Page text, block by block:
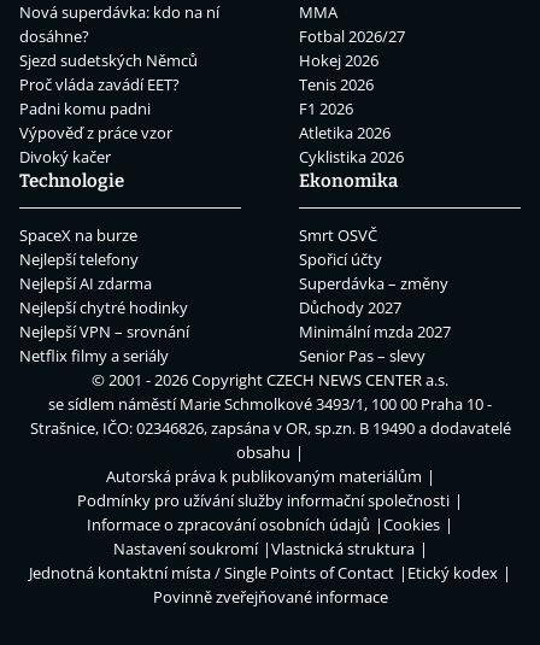
Nová superdávka: kdo na ní
dosáhne?
Sjezd sudetských Němců
Proč vláda zavádí EET?
Padni komu padni
Výpověď z práce vzor
Divoký kačer
MMA
Fotbal 2026/27
Hokej 2026
Tenis 2026
F1 2026
Atletika 2026
Cyklistika 2026
Technologie
SpaceX na burze
Nejlepší telefony
Nejlepší AI zdarma
Nejlepší chytré hodinky
Nejlepší VPN – srovnání
Netflix filmy a seriály
Ekonomika
Smrt OSVČ
Spořicí účty
Superdávka – změny
Důchody 2027
Minimální mzda 2027
Senior Pas – slevy
© 2001 - 2026 CopyrightCZECH NEWS CENTER a.s.
se sídlem náměstí Marie Schmolkové 3493/1, 100 00 Praha 10 -
Strašnice, IČO: 02346826, zapsána v OR, sp.zn. B 19490 a dodavatelé
obsahu
Autorská práva k publikovaným materiálům
Podmínky pro užívání služby informační společnosti
Informace o zpracování osobních údajů
Cookies
Nastavení soukromí
Vlastnická struktura
Jednotná kontaktní místa / Single Points of Contact
Etický kodex
Povinně zveřejňované informace